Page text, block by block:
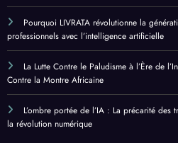
Pourquoi LIVRATA révolutionne la
professionnels avec l’intelligence artificielle
La Lutte Contre le Paludisme à l’Ère de
Contre la Montre Africaine
L’ombre portée de l’IA : La précarité
la révolution numérique